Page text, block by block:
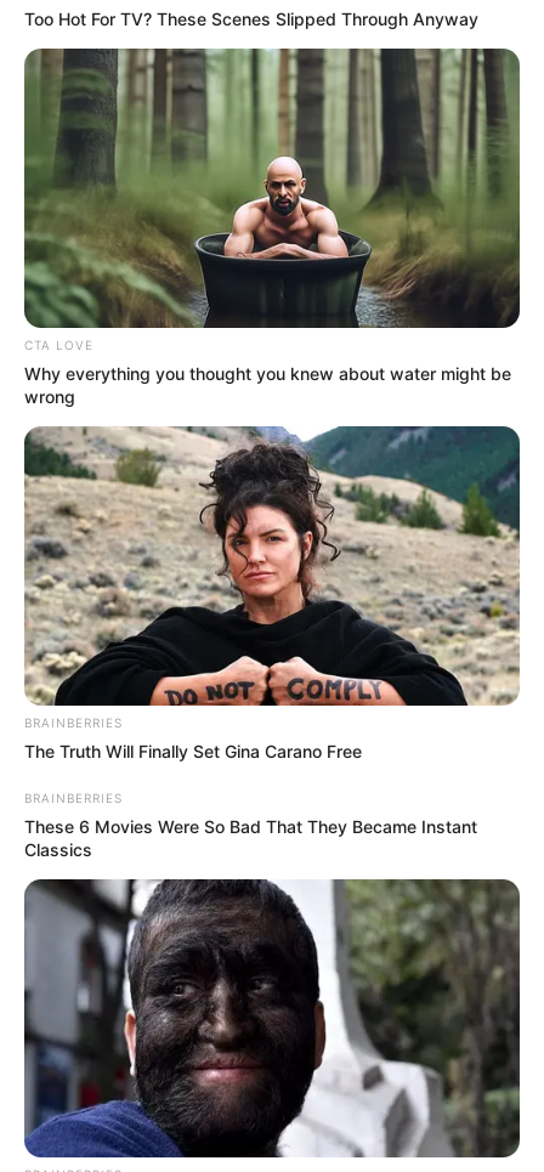
Too Hot For TV? These Scenes Slipped Through Anyway
CTA LOVE
Why everything you thought you knew about water might be
wrong
BRAINBERRIES
The Truth Will Finally Set Gina Carano Free
BRAINBERRIES
These 6 Movies Were So Bad That They Became Instant
Classics